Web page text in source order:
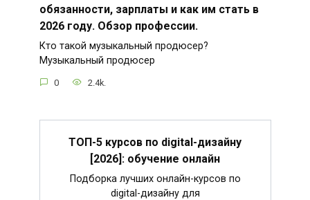
обязанности, зарплаты и как им стать в
2026 году. Обзор профессии.
Кто такой музыкальный продюсер?
Музыкальный продюсер
0 2.4k.
ТОП-5 курсов по digital-дизайну
[2026]: обучение онлайн
Подборка лучших онлайн-курсов по
digital-дизайну для